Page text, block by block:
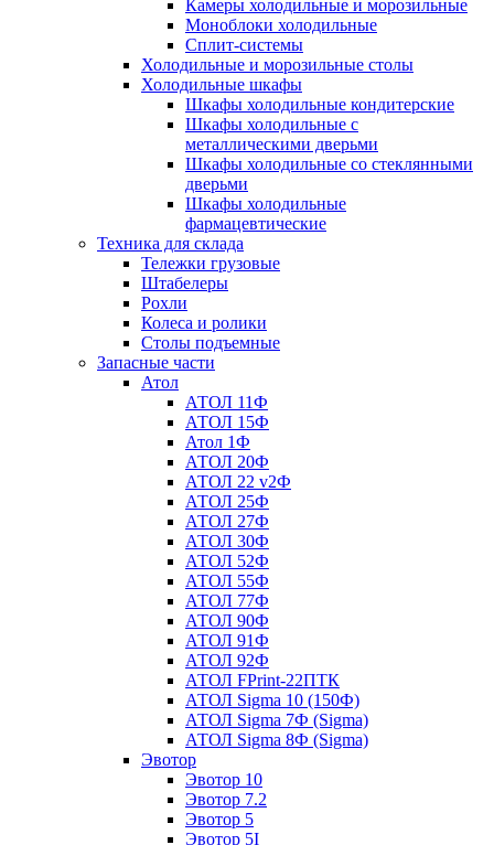
Камеры холодильные и морозильные
Моноблоки холодильные
Сплит-системы
Холодильные и морозильные столы
Холодильные шкафы
Шкафы холодильные кондитерские
Шкафы холодильные с
металлическими дверьми
Шкафы холодильные со стеклянными
дверьми
Шкафы холодильные
фармацевтические
Техника для склада
Тележки грузовые
Штабелеры
Рохли
Колеса и ролики
Столы подъемные
Запасные части
Атол
АТОЛ 11Ф
АТОЛ 15Ф
Атол 1Ф
АТОЛ 20Ф
АТОЛ 22 v2Ф
АТОЛ 25Ф
АТОЛ 27Ф
АТОЛ 30Ф
АТОЛ 52Ф
АТОЛ 55Ф
АТОЛ 77Ф
АТОЛ 90Ф
АТОЛ 91Ф
АТОЛ 92Ф
АТОЛ FPrint-22ПТК
АТОЛ Sigma 10 (150Ф)
АТОЛ Sigma 7Ф (Sigma)
АТОЛ Sigma 8Ф (Sigma)
Эвотор
Эвотор 10
Эвотор 7.2
Эвотор 5
Эвотор 5I